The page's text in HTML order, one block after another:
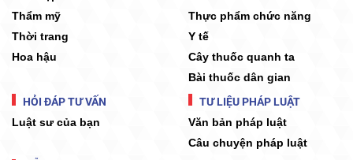
Thẩm mỹ
Thời trang
Hoa hậu
Thực phẩm chức năng
Y tế
Cây thuốc quanh ta
Bài thuốc dân gian
HỎI ĐÁP TƯ VẤN
Luật sư của bạn
TƯ LIỆU PHÁP LUẬT
Văn bản pháp luật
Câu chuyện pháp luật